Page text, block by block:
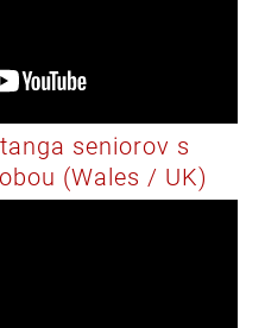
seniorov s
(Wales / UK)